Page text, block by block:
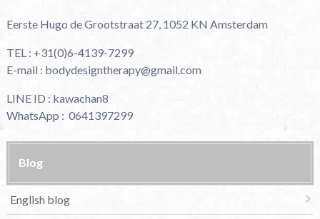
Eerste Hugo de Grootstraat 27, 1052 KN Amsterdam
TEL : +31(0)6-4139-7299
E-mail : bodydesigntherapy@gmail.com
LINE ID : kawachan8
WhatsApp : 0641397299
Blog
English blog